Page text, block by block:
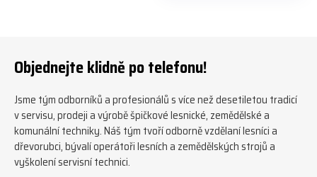
#firewoodproduction
Objednejte klidně po telefonu!
Jsme tým odborníků a profesionálů s více než desetiletou tradicí
v servisu, prodeji a výrobě špičkové lesnické, zemědělské a
komunální techniky. Náš tým tvoří odborně vzdělaní lesníci a
dřevorubci, bývalí operátoři lesních a zemědělských strojů a
vyškolení servisní technici.